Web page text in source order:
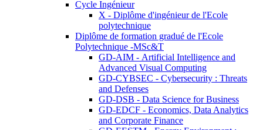
Cycle Ingénieur
X - Diplôme d'ingénieur de l'Ecole
polytechnique
Diplôme de formation gradué de l'Ecole
Polytechnique -MSc&T
GD-AIM - Artificial Intelligence and
Advanced Visual Computing
GD-CYBSEC - Cybersecurity : Threats
and Defenses
GD-DSB - Data Science for Business
GD-EDCF - Economics, Data Analytics
and Corporate Finance